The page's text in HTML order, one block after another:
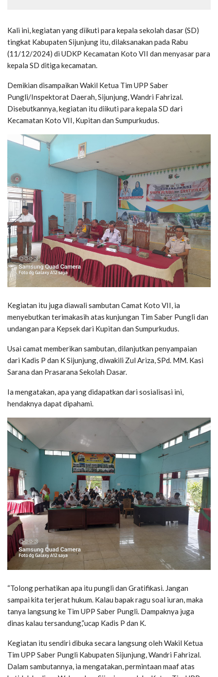
Kali ini, kegiatan yang diikuti para kepala sekolah dasar (SD)
tingkat Kabupaten Sijunjung itu, dilaksanakan pada Rabu
(11/12/2024) di UDKP Kecamatan Koto VII dan menyasar para
kepala SD ditiga kecamatan.
Demikian disampaikan Wakil Ketua Tim UPP Saber
Pungli/Inspektorat Daerah, Sijunjung, Wandri Fahrizal.
Disebutkannya, kegiatan itu diikuti para kepala SD dari
Kecamatan Koto VII, Kupitan dan Sumpurkudus.
Kegiatan itu juga diawali sambutan Camat Koto VII, ia
menyebutkan terimakasih atas kunjungan Tim Saber Pungli dan
undangan para Kepsek dari Kupitan dan Sumpurkudus.
Usai camat memberikan sambutan, dilanjutkan penyampaian
dari Kadis P dan K Sijunjung, diwakili Zul Ariza, SPd. MM. Kasi
Sarana dan Prasarana Sekolah Dasar.
Ia mengatakan, apa yang didapatkan dari sosialisasi ini,
hendaknya dapat dipahami.
“Tolong perhatikan apa itu pungli dan Gratifikasi. Jangan
sampai kita terjerat hukum. Kalau bapak ragu soal iuran, maka
tanya langsung ke Tim UPP Saber Pungli. Dampaknya juga
dinas kalau tersandung,”ucap Kadis P dan K.
Kegiatan itu sendiri dibuka secara langsung oleh Wakil Ketua
Tim UPP Saber Pungli Kabupaten Sijunjung, Wandri Fahrizal.
Dalam sambutannya, ia mengatakan, permintaan maaf atas